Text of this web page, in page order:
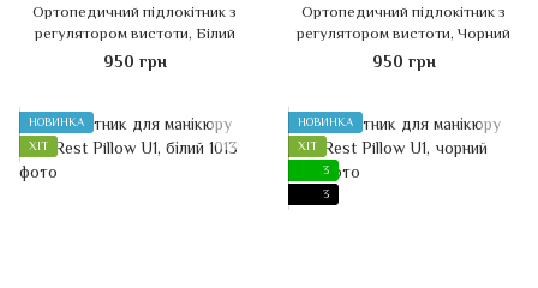
Ортопедичний підлокітник з
регулятором вистоти, Білий
950 грн
Ортопедичний підлокітник з
регулятором вистоти, Чорний
950 грн
НОВИНКА
ХІТ
НОВИНКА
ХІТ
3
3